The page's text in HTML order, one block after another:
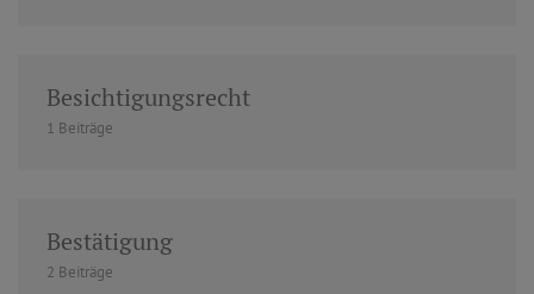
Besichtigungsrecht
1 Beiträge
Bestätigung
2 Beiträge